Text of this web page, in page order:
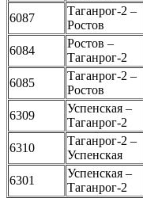
6087
Таганрог-2 –
Ростов
6084
Ростов –
Таганрог-2
6085
Таганрог-2 –
Ростов
6309
Успенская –
Таганрог-2
6310
Таганрог-2 –
Успенская
6301
Успенская –
Таганрог-2